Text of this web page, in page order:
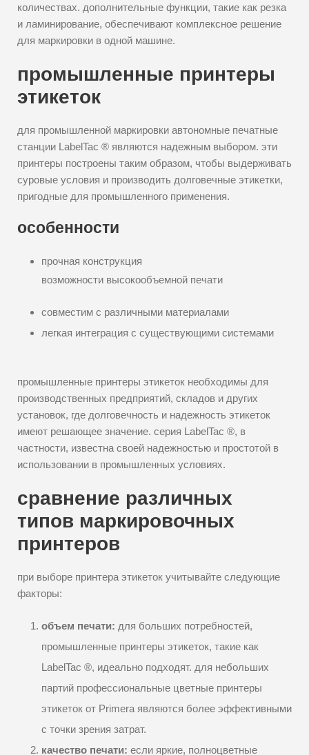
количествах. дополнительные функции, такие как резка
и ламинирование, обеспечивают комплексное решение
для маркировки в одной машине.
промышленные принтеры
этикеток
для промышленной маркировки автономные печатные
станции LabelTac ® являются надежным выбором. эти
принтеры построены таким образом, чтобы выдерживать
суровые условия и производить долговечные этикетки,
пригодные для промышленного применения.
особенности
прочная конструкция
возможности высокообъемной печати
совместим с различными материалами
легкая интеграция с существующими системами
промышленные принтеры этикеток необходимы для
производственных предприятий, складов и других
установок, где долговечность и надежность этикеток
имеют решающее значение. серия LabelTac ®, в
частности, известна своей надежностью и простотой в
использовании в промышленных условиях.
сравнение различных
типов маркировочных
принтеров
при выборе принтера этикеток учитывайте следующие
факторы:
объем печати: для больших потребностей,
промышленные принтеры этикеток, такие как
LabelTac ®, идеально подходят. для небольших
партий профессиональные цветные принтеры
этикеток от Primera являются более эффективными
с точки зрения затрат.
качество печати: если яркие, полноцветные